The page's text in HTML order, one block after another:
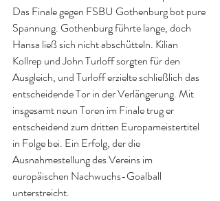
Das Finale gegen FSBU Gothenburg bot pure
Spannung. Gothenburg führte lange, doch
Hansa ließ sich nicht abschütteln. Kilian
Kollrep und John Turloff sorgten für den
Ausgleich, und Turloff erzielte schließlich das
entscheidende Tor in der Verlängerung. Mit
insgesamt neun Toren im Finale trug er
entscheidend zum dritten Europameistertitel
in Folge bei. Ein Erfolg, der die
Ausnahmestellung des Vereins im
europäischen Nachwuchs-Goalball
unterstreicht.